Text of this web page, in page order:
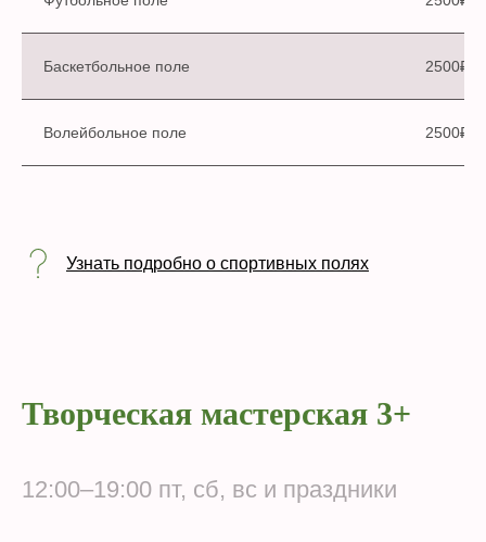
Баскетбольное поле 2500₽
Волейбольное поле 2500₽
Узнать подробно о спортивных полях
Творческая мастерская 3+
12:00–19:00 пт, сб, вс и праздники